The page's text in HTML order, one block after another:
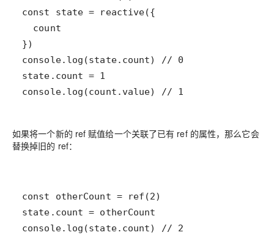
console.log(count.value) // 1
如果将一个新的 ref 赋值给一个关联了已有 ref 的属性，那么它会
替换掉旧的 ref：